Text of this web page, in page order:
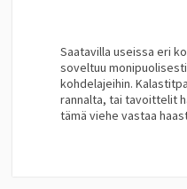
Saatavilla useissa eri
soveltuu
kohdelajeihin.
rannalta, tai tavoittelit
tämä viehe vastaa